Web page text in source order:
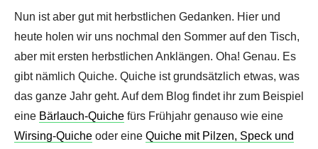
Nun ist aber gut mit herbstlichen Gedanken. Hier und
heute holen wir uns nochmal den Sommer auf den Tisch,
aber mit ersten herbstlichen Anklängen. Oha! Genau. Es
gibt nämlich Quiche. Quiche ist grundsätzlich etwas, was
das ganze Jahr geht. Auf dem Blog findet ihr zum Beispiel
eine Bärlauch-Quiche fürs Frühjahr genauso wie eine
Wirsing-Quiche oder eine Quiche mit Pilzen, Speck und